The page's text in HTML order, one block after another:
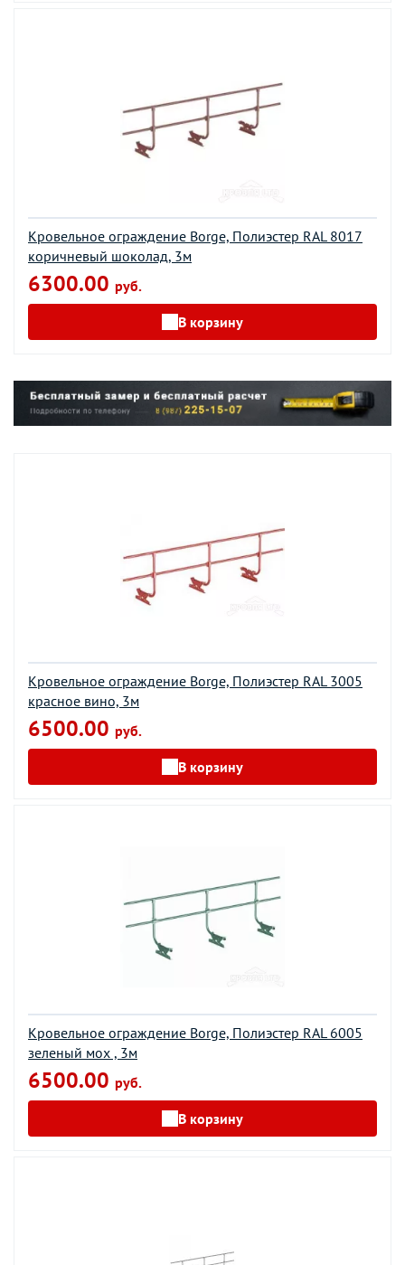
Кровельное ограждение Borge, Полиэстер RAL 8017
коричневый шоколад, 3м
6300.00 руб.
В корзину
Кровельное ограждение Borge, Полиэстер RAL 3005
красное вино, 3м
6500.00 руб.
В корзину
Кровельное ограждение Borge, Полиэстер RAL 6005
зеленый мох , 3м
6500.00 руб.
В корзину